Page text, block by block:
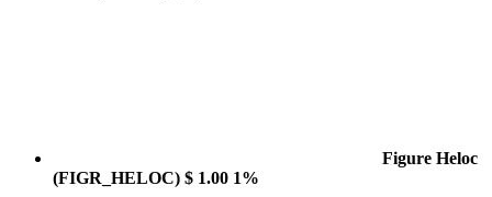
Figure Heloc
(FIGR_HELOC) $ 1.00 1%